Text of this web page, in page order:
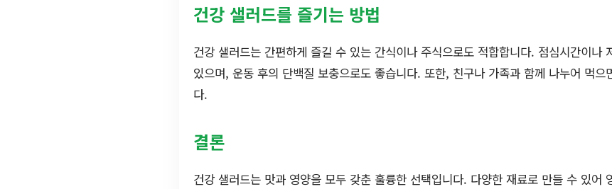
건강 샐러드를 즐기는 방법
건강 샐러드는 간편하게 즐길 수 있는 간식이나 주식으로도 적합합니다. 점심시간이나
있으며, 운동 후의 단백질 보충으로도 좋습니다. 또한, 친구나 가족과 함께 나누어 먹으
다.
결론
건강 샐러드는 맛과 영양을 모두 갖춘 훌륭한 선택입니다. 다양한 재료로 만들 수 있어